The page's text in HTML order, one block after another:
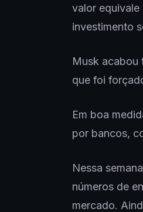
valor
investimento
Musk acabou
que foi
Em boa
por bancos,
Nessa
números de
mercado.